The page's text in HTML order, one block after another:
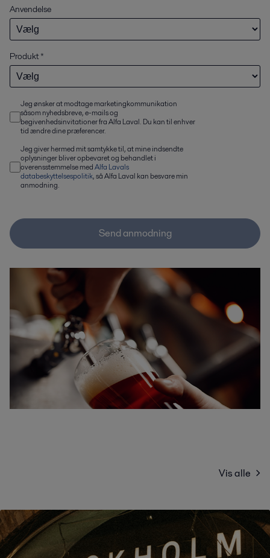
Anvendelse
Produkt*
Jeg ønsker at modtage marketingkommunikation
såsom nyhedsbreve, e-mails og
begivenhedsinvitationer fra Alfa Laval. Du kan til enhver
tid ændre dine præferencer.
Jeg giver hermed mit samtykke til, at mine indsendte
oplysninger bliver opbevaret og behandlet i
overensstemmelse medAlfa Lavals
databeskyttelsespolitik, så Alfa Laval kan besvare min
anmodning.
Send anmodning
Vis alle